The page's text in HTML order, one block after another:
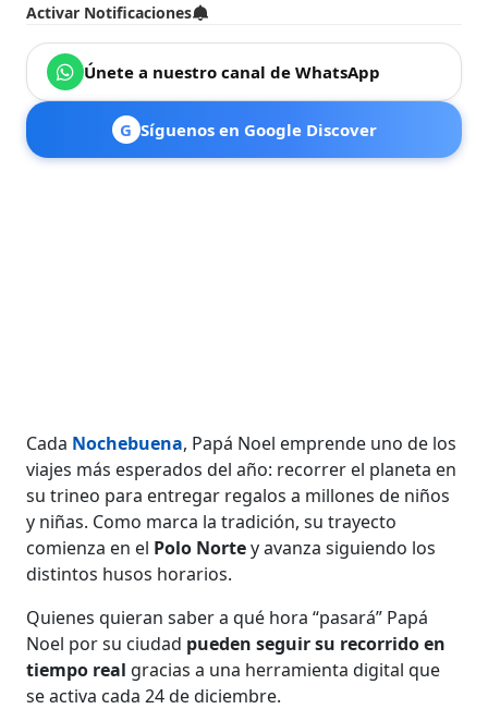
Activar Notificaciones
Únete a nuestro canal de WhatsApp
G Síguenos en Google Discover
Cada Nochebuena, Papá Noel emprende uno de los
viajes más esperados del año: recorrer el planeta en
su trineo para entregar regalos a millones de niños
y niñas. Como marca la tradición, su trayecto
comienza en el Polo Nortey avanza siguiendo los
distintos husos horarios.
Quienes quieran saber a qué hora “pasará” Papá
Noel por su ciudad pueden seguir su recorrido en
tiempo real gracias a una herramienta digital que
se activa cada 24 de diciembre.